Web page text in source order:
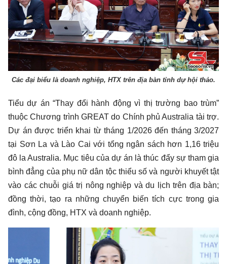
Các đại biểu là doanh nghiệp, HTX trên địa bàn tỉnh dự hội thảo.
Tiểu dự án “Thay đổi hành động vì thị trường bao trùm”
thuộc Chương trình GREAT do Chính phủ Australia tài trợ.
Dự án được triển khai từ tháng 1/2026 đến tháng 3/2027
tại Sơn La và Lào Cai với tổng ngân sách hơn 1,16 triệu
đô la Australia. Mục tiêu của dự án là thúc đẩy sự tham gia
bình đẳng của phụ nữ dân tộc thiểu số và người khuyết tật
vào các chuỗi giá trị nông nghiệp và du lịch trên địa bàn;
đồng thời, tạo ra những chuyển biến tích cực trong gia
đình, cộng đồng, HTX và doanh nghiệp.